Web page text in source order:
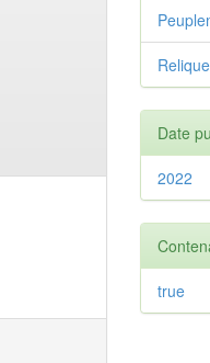
Date
2022
true